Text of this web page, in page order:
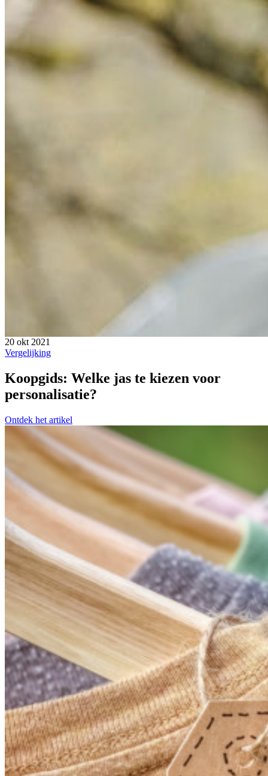
20 okt 2021
Vergelijking
Koopgids: Welke jas te kiezen voor
personalisatie?
Ontdek het artikel